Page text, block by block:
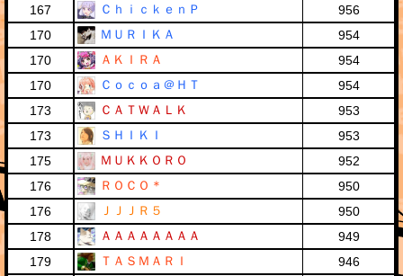
167
ＣｈｉｃｋｅｎＰ
956
170
ＭＵＲＩＫＡ
954
170
ＡＫＩＲＡ
954
170
Ｃｏｃｏａ＠ＨＴ
954
173
ＣＡＴＷＡＬＫ
953
173
ＳＨＩＫＩ
953
175
ＭＵＫＫＯＲＯ
952
176
ＲＯＣＯ＊
950
176
ＪＪＪＲ５
950
178
ＡＡＡＡＡＡＡＡ
949
179
ＴＡＳＭＡＲＩ
946